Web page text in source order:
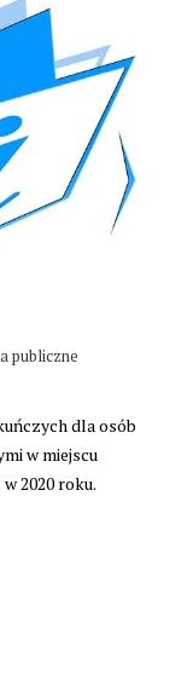
publiczne
dla osób
w miejscu
2020 roku.